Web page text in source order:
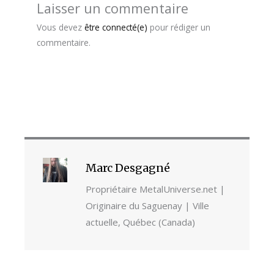
Laisser un commentaire
Vous devez être connecté(e) pour rédiger un
commentaire.
Marc Desgagné
Propriétaire MetalUniverse.net |
Originaire du Saguenay | Ville
actuelle, Québec (Canada)